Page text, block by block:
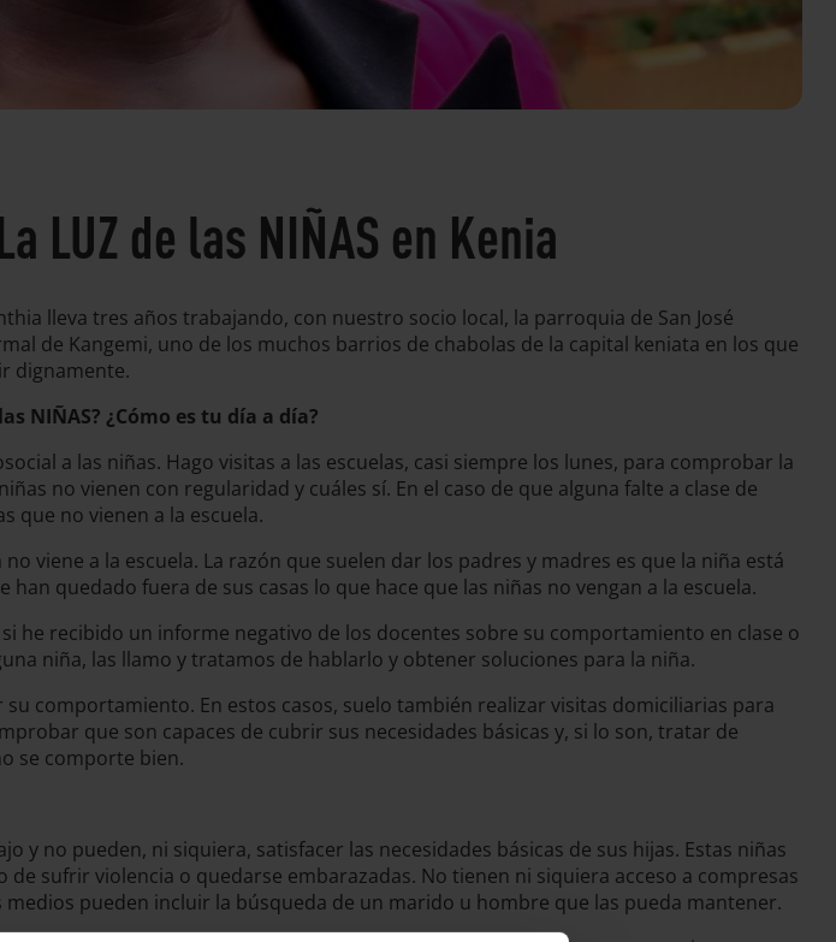
LUZ de las NIÑAS en Kenia
lleva tres años trabajando, con nuestro socio local, la parroquia de San José
de Kangemi, uno de los muchos barrios de chabolas de la capital keniata en los que
dignamente.
NIÑAS? ¿Cómo es tu día a día?
a las niñas. Hago visitas a las escuelas, casi siempre los lunes, para comprobar la
no vienen con regularidad y cuáles sí. En el caso de que alguna falte a clase de
que no vienen a la escuela.
viene a la escuela. La razón que suelen dar los padres y madres es que la niña está
quedado fuera de sus casas lo que hace que las niñas no vengan a la escuela.
he recibido un informe negativo de los docentes sobre su comportamiento en clase o
niña, las llamo y tratamos de hablarlo y obtener soluciones para la niña.
comportamiento. En estos casos, suelo también realizar visitas domiciliarias para
que son capaces de cubrir sus necesidades básicas y, si lo son, tratar de
se comporte bien.
y no pueden, ni siquiera, satisfacer las necesidades básicas de sus hijas. Estas niñas
sufrir violencia o quedarse embarazadas. No tienen ni siquiera acceso a compresas
pueden incluir la búsqueda de un marido u hombre que las pueda mantener.